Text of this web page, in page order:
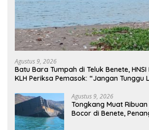
Agustus 9, 2026
Batu Bara Tumpah di Teluk Benete,
KLH Periksa Pemasok: “Jangan Tunggu
Agustus 9, 2026
Tongkang Muat
Bocor di Benete,